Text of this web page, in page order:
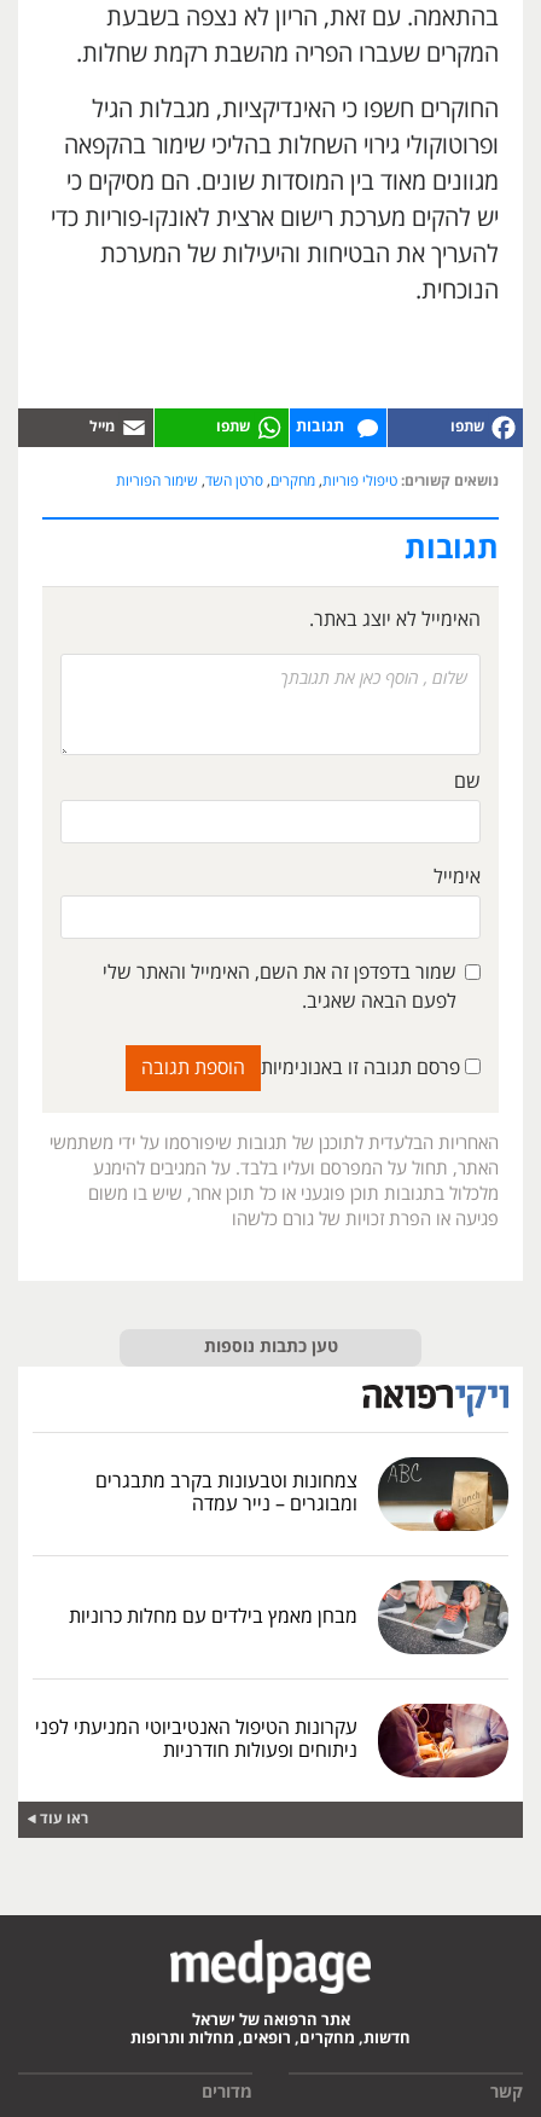
בהתאמה. עם זאת, הריון לא נצפה בשבעת
המקרים שעברו הפריה מהשבת רקמת שחלות.
החוקרים חשפו כי האינדיקציות, מגבלות הגיל
ופרוטוקולי גירוי השחלות בהליכי שימור בהקפאה
מגוונים מאוד בין המוסדות שונים. הם מסיקים כי
יש להקים מערכת רישום ארצית לאונקו-פוריות כדי
להעריך את הבטיחות והיעילות של המערכת
הנוכחית.
תגובות
נושאים קשורים: טיפולי פוריות, מחקרים, סרטן השד, שימור הפוריות
תגובות
האימייל לא יוצג באתר.
שם
אימייל
שמור בדפדפן זה את השם, האימייל והאתר שלי
לפעם הבאה שאגיב.
פרסם תגובה זו באנונימיות
האחריות הבלעדית לתוכנן של תגובות שיפורסמו על ידי משתמשי
האתר, תחול על המפרסם ועליו בלבד. על המגיבים להימנע
מלכלול בתגובות תוכן פוגעני או כל תוכן אחר, שיש בו משום
פגיעה או הפרת זכויות של גורם כלשהו
טען כתבות נוספות
צמחונות וטבעונות בקרב מתבגרים
ומבוגרים – נייר עמדה
מבחן מאמץ בילדים עם מחלות כרוניות
עקרונות הטיפול האנטיביוטי המניעתי לפני
ניתוחים ופעולות חודרניות
ראו עוד
אתר הרפואה של ישראל
חדשות, מחקרים, רופאים, מחלות ותרופות
קשר מדורים